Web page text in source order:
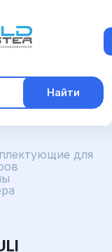
Найти
для